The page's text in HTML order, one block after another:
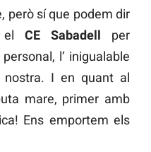
però sí que podem dir
CE Sabadell per
l‘ inigualable
nostra. I en quant al
mare, primer amb
Ens emportem els